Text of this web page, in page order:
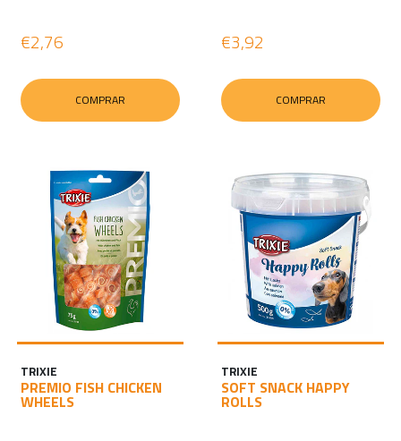
€2,76
COMPRAR
€3,92
COMPRAR
TRIXIE
PREMIO FISH CHICKEN
WHEELS
TRIXIE
SOFT SNACK HAPPY
ROLLS